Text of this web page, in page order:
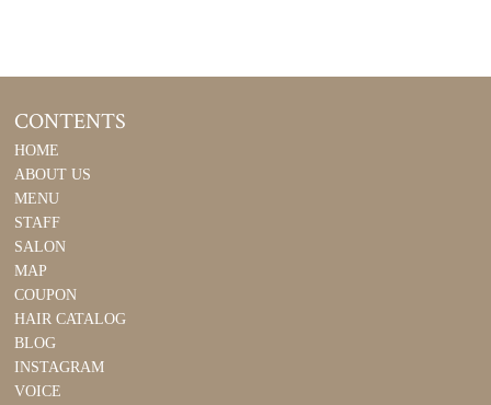
CONTENTS
HOME
ABOUT US
MENU
STAFF
SALON
MAP
COUPON
HAIR CATALOG
BLOG
INSTAGRAM
VOICE